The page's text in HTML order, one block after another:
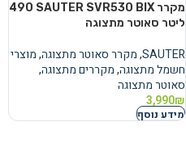
מקרר SAUTER SVR530 BIX ‏490
‏ליטר סאוטר מתצוגה
SAUTER
,מקרר סאוטר מתצוגה,מוצרי
חשמל מתצוגה,מקררים מתצוגה,
סאוטר מתצוגה
3,990₪
מידע נוסף